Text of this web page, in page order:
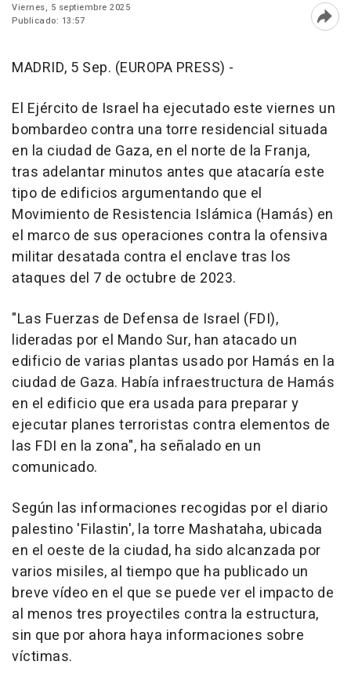
Viernes, 5 septiembre 2025
Publicado: 13:57
MADRID, 5 Sep. (EUROPA PRESS) -
El Ejército de Israel ha ejecutado este viernes un
bombardeo contra una torre residencial situada
en la ciudad de Gaza, en el norte de la Franja,
tras adelantar minutos antes que atacaría este
tipo de edificios argumentando que el
Movimiento de Resistencia Islámica (Hamás) en
el marco de sus operaciones contra la ofensiva
militar desatada contra el enclave tras los
ataques del 7 de octubre de 2023.
"Las Fuerzas de Defensa de Israel (FDI),
lideradas por el Mando Sur, han atacado un
edificio de varias plantas usado por Hamás en la
ciudad de Gaza. Había infraestructura de Hamás
en el edificio que era usada para preparar y
ejecutar planes terroristas contra elementos de
las FDI en la zona", ha señalado en un
comunicado.
Según las informaciones recogidas por el diario
palestino 'Filastin', la torre Mashataha, ubicada
en el oeste de la ciudad, ha sido alcanzada por
varios misiles, al tiempo que ha publicado un
breve vídeo en el que se puede ver el impacto de
al menos tres proyectiles contra la estructura,
sin que por ahora haya informaciones sobre
víctimas.